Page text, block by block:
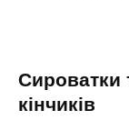
сироватки та флюїди проти посічених
кінчиків